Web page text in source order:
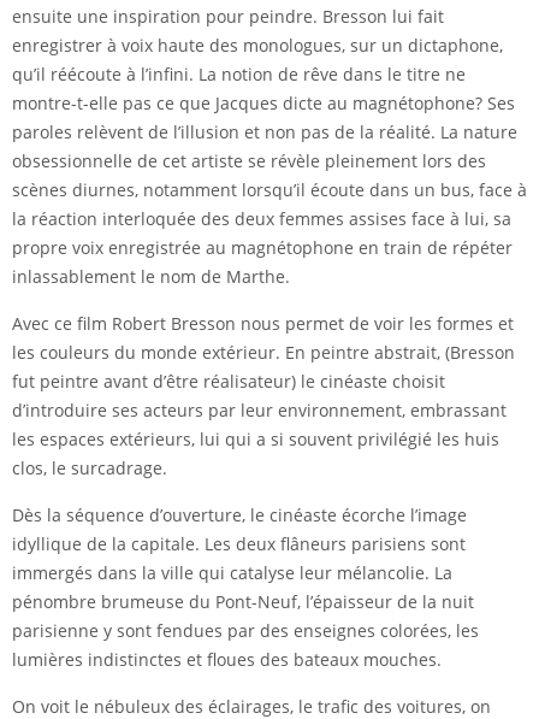
ensuite une inspiration pour peindre. Bresson lui fait
enregistrer à voix haute des monologues, sur un dictaphone,
qu’il réécoute à l’infini. La notion de rêve dans le titre ne
montre-t-elle pas ce que Jacques dicte au magnétophone? Ses
paroles relèvent de l’illusion et non pas de la réalité. La nature
obsessionnelle de cet artiste se révèle pleinement lors des
scènes diurnes, notamment lorsqu’il écoute dans un bus, face à
la réaction interloquée des deux femmes assises face à lui, sa
propre voix enregistrée au magnétophone en train de répéter
inlassablement le nom de Marthe.
Avec ce film Robert Bresson nous permet de voir les formes et
les couleurs du monde extérieur. En peintre abstrait, (Bresson
fut peintre avant d’être réalisateur) le cinéaste choisit
d’introduire ses acteurs par leur environnement, embrassant
les espaces extérieurs, lui qui a si souvent privilégié les huis
clos, le surcadrage.
Dès la séquence d’ouverture, le cinéaste écorche l’image
idyllique de la capitale. Les deux flâneurs parisiens sont
immergés dans la ville qui catalyse leur mélancolie. La
pénombre brumeuse du Pont-Neuf, l’épaisseur de la nuit
parisienne y sont fendues par des enseignes colorées, les
lumières indistinctes et floues des bateaux mouches.
On voit le nébuleux des éclairages, le trafic des voitures, on